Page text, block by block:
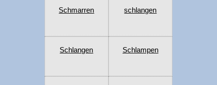
Schmarren schlangen
Schlangen Schlampen